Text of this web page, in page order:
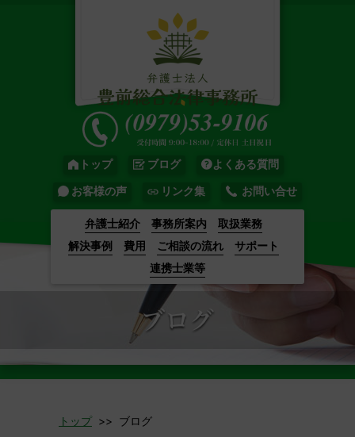
トップ ブログ よくある質問
お客様の声 リンク集 お問い合せ
弁護士紹介 事務所案内
取扱業務
解決事例
費用 ご相談の流れ
サポート
連携士業等
トップ>> ブログ